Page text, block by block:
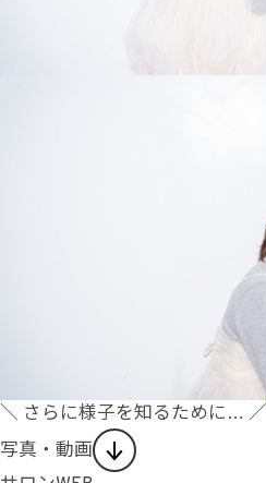
＼ さらに様子を知るために… ／
写真・動画